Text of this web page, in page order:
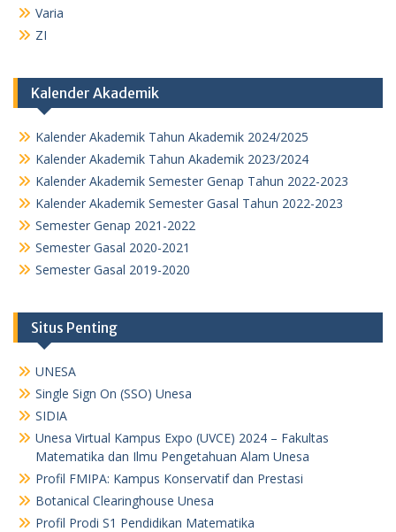
Varia
ZI
Kalender Akademik
Kalender Akademik Tahun Akademik 2024/2025
Kalender Akademik Tahun Akademik 2023/2024
Kalender Akademik Semester Genap Tahun 2022-2023
Kalender Akademik Semester Gasal Tahun 2022-2023
Semester Genap 2021-2022
Semester Gasal 2020-2021
Semester Gasal 2019-2020
Situs Penting
UNESA
Single Sign On (SSO) Unesa
SIDIA
Unesa Virtual Kampus Expo (UVCE) 2024 – Fakultas
Matematika dan Ilmu Pengetahuan Alam Unesa
Profil FMIPA: Kampus Konservatif dan Prestasi
Botanical Clearinghouse Unesa
Profil Prodi S1 Pendidikan Matematika